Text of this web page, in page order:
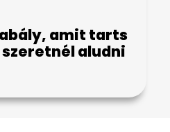
amit tarts
aludni